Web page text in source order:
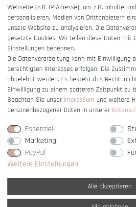
Vertrag
Webseite (z.B. IP-Adresse), um z.B. Inhalte
personalisieren, Medien von Drittanbietern
unsere Website zu analysieren. Die
gesetzte Cookies. Wir teilen diese Daten mit
Einstellungen benennen.
Die Datenverarbeitung kann mit Einwilligung
berechtigten Interesses erfolgen. Die
abgelehnt werden. Es besteht das Recht,
Einwilligung zu einem späteren Zeitpunkt zu
Beachten Sie unser Impressum und weitere
personenbezogener Daten in unserer
Essenziell
Marketing
PayPal
Weitere Einstellungen
Alle akzeptieren